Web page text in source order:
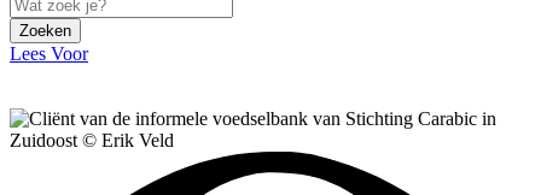
Zoeken
Lees Voor